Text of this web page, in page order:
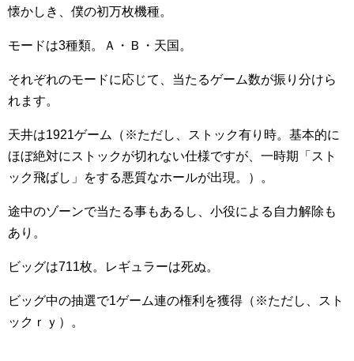
懐かしき、僕の初万枚機種。
モードは3種類。Ａ・Ｂ・天国。
それぞれのモードに応じて、当たるゲーム数が振り分けら
れます。
天井は1921ゲーム（※ただし、ストック有り時。基本的に
ほぼ絶対にストックが切れない仕様ですが、一時期「スト
ック飛ばし」をする悪質なホールが出現。）。
途中のゾーンで当たる事もあるし、小役による自力解除も
あり。
ビッグは711枚。レギュラーは死ぬ。
ビッグ中の抽選で1ゲーム連の権利を獲得（※ただし、スト
ックｒｙ）。